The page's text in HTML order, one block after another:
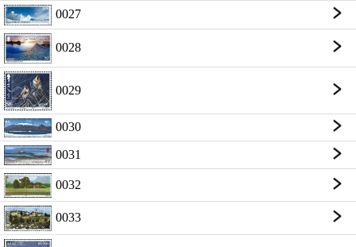
0027
0028
0029
0030
0031
0032
0033